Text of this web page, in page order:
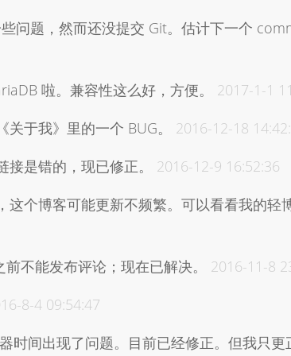
问题，然而还没提交 Git。估计下一个
啦。兼容性这么好，方便。
2017-1-1
于我》里的一个 BUG。
2016-12-18
接是错的，现已修正。
2016-12-9 16:52:36
个博客可能更新不频繁。可以看看我的轻
不能发布评论；现在已解决。
2016-11-8
8-4 09:54:47
时间出现了问题。目前已经修正。但我只